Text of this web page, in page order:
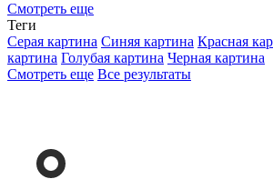
Смотреть еще
Теги
Серая картина Синяя картина Красная
картина Голубая картина Черная картина
Смотреть еще Все результаты